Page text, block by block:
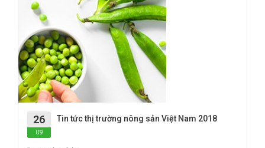
26
09
Tin tức thị trường nông sản Việt Nam 2018